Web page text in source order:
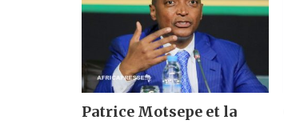
Patrice Motsepe et la